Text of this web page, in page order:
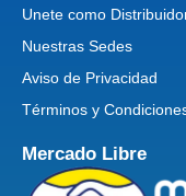
Unete como
Nuestras Sedes
Aviso de Privacidad
Términos y
Mercado Libre